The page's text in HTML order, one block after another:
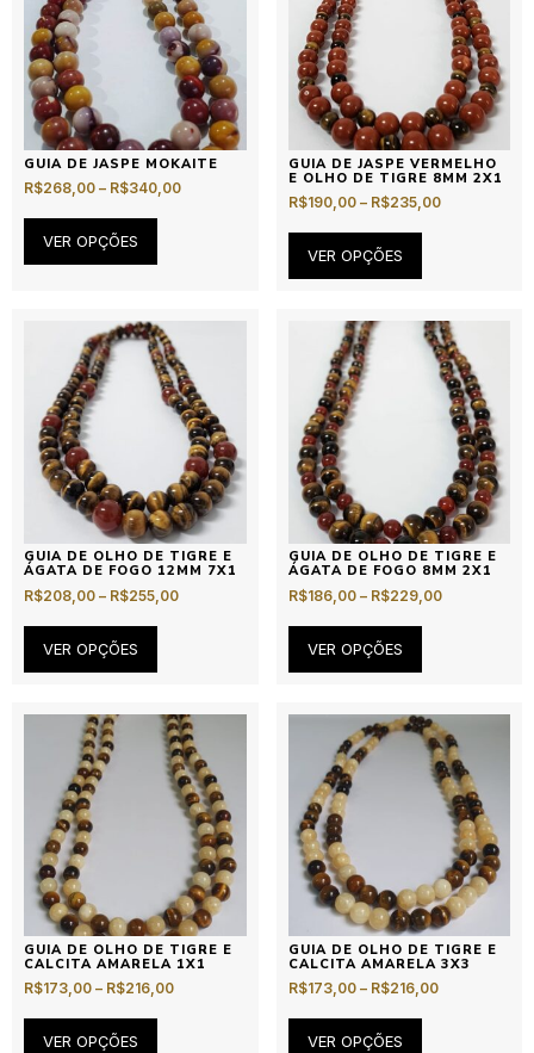
GUIA DE JASPE MOKAITE
R$268,00 – R$340,00
VER OPÇÕES
GUIA DE JASPE VERMELHO
E OLHO DE TIGRE 8MM 2X1
R$190,00 – R$235,00
VER OPÇÕES
GUIA DE OLHO DE TIGRE E
ÁGATA DE FOGO 12MM 7X1
R$208,00 – R$255,00
VER OPÇÕES
GUIA DE OLHO DE TIGRE E
ÁGATA DE FOGO 8MM 2X1
R$186,00 – R$229,00
VER OPÇÕES
GUIA DE OLHO DE TIGRE E
CALCITA AMARELA 1X1
R$173,00 – R$216,00
VER OPÇÕES
GUIA DE OLHO DE TIGRE E
CALCITA AMARELA 3X3
R$173,00 – R$216,00
VER OPÇÕES